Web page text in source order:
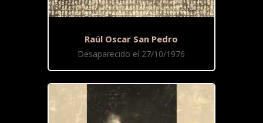
Raúl Oscar San Pedro
Desaparecido el 27/10/1976